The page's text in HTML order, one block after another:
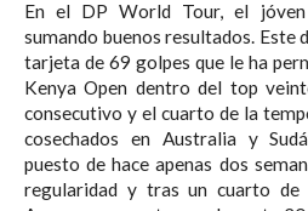
En el DP World Tour, el jóven Ángel Ayora (-7) sigue
sumando buenos resultados. Este domingo ha entregado una
tarjeta de 69 golpes que le ha permitido terminar el Magical
Kenya Open dentro del top veinte del torneo, su
consecutivo y el cuarto de la
cosechados en Australia y
puesto de hace apenas dos semanas en Qatar. Gracias a su
regularidad y tras un cuarto de temporada ya disputada,